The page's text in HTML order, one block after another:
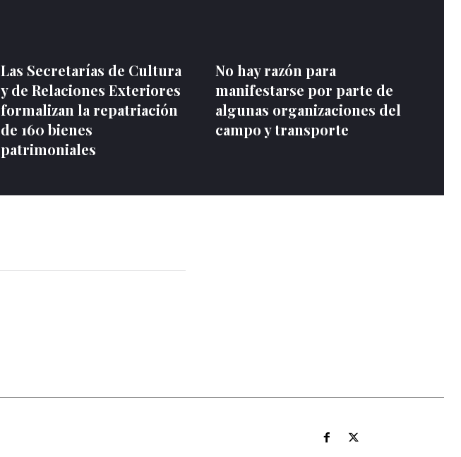
Las Secretarías de Cultura
y de Relaciones Exteriores
formalizan la repatriación
de 160 bienes
patrimoniales
No hay razón para
manifestarse por parte de
algunas organizaciones del
campo y transporte